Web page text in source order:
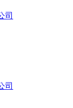
司
司